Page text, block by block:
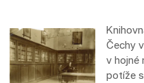
Čechy
v hojné
potíže